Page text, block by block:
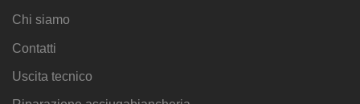
Chi siamo
Contatti
Uscita tecnico